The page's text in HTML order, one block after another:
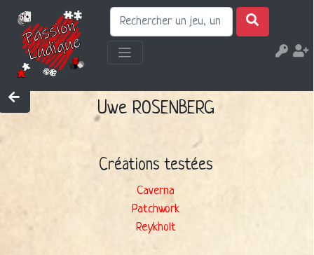
Uwe ROSENBERG
Créations testées
Caverna
Patchwork
Reykholt